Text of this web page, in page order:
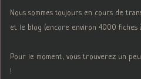
Nous sommes toujours en cours de
et le blog (encore environ 4000 fiches
Pour le moment, vous trouverez un
!